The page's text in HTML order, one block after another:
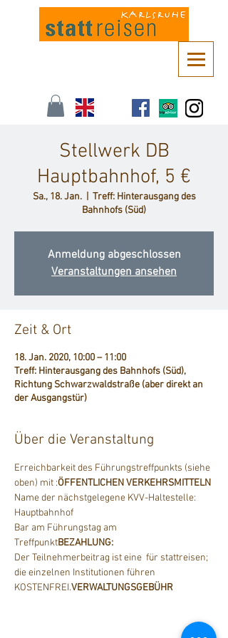
Stellwerk DB
Hauptbahnhof, 5 €
Sa., 18. Jan.
  |
Treff: Hinterausgang des
Bahnhofs (Süd)
Anmeldung abgeschlossen
Veranstaltungen ansehen
Zeit & Ort
18. Jan. 2020, 10:00 – 11:00
Treff: Hinterausgang des Bahnhofs (Süd),
Richtung Schwarzwaldstraße (aber direkt an
der Ausgangstür)
Über die Veranstaltung
Erreichbarkeit des Führungstreffpunkts (siehe
oben) mit :ÖFFENTLICHEN VERKEHRSMITTELN
Name der nächstgelegene KVV-Haltestelle:
Hauptbahnhof
Bar am Führungstag am
TreffpunktBEZAHLUNG:
Der Teilnehmerbeitrag ist eine für stattreisen;
die einzelnen Institutionen führen
KOSTENFREI.VERWALTUNGSGEBÜHR